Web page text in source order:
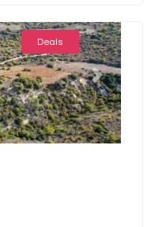
Deals
Επόμενο